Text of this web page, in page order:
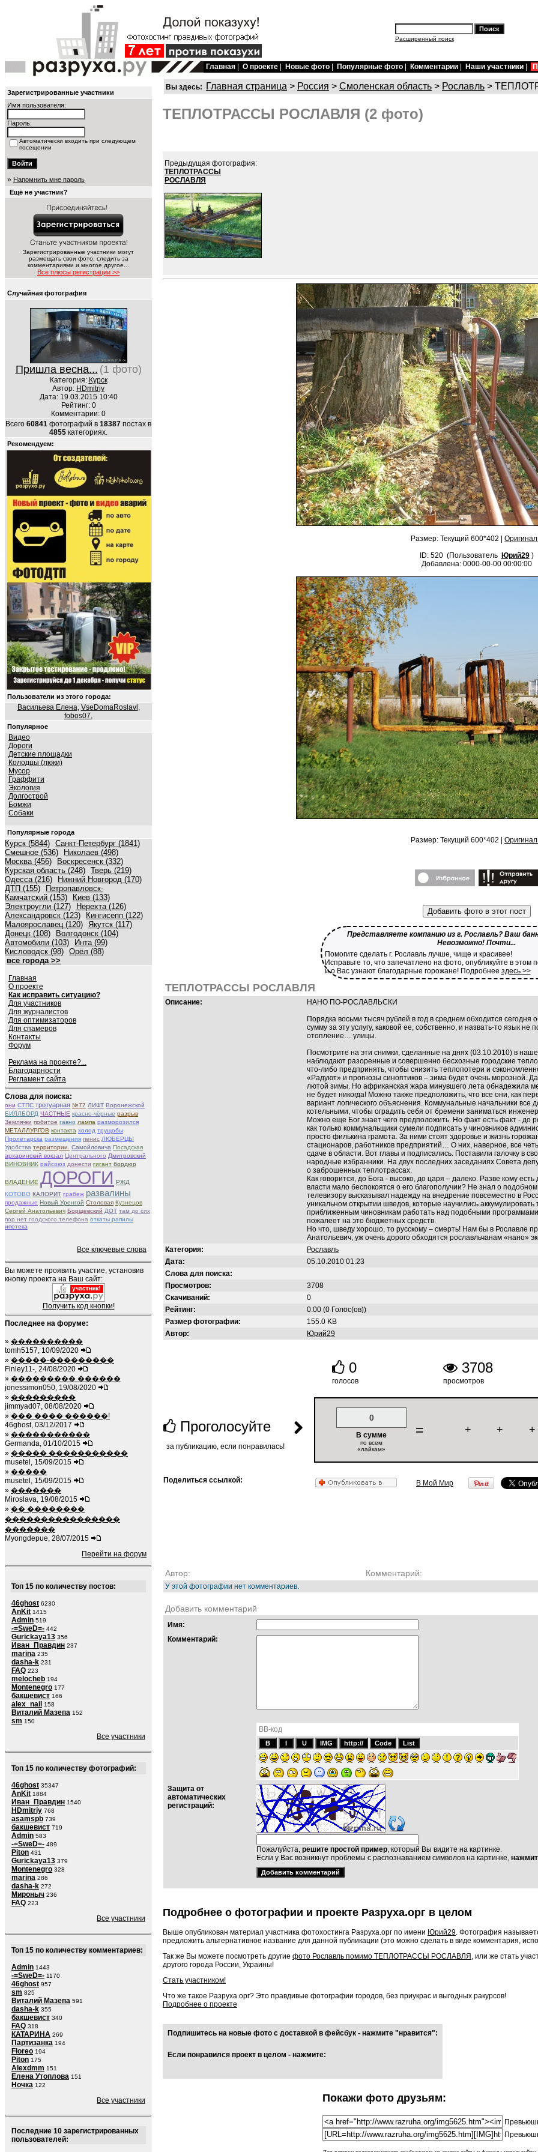
Расширенный поиск
Главная О проекте Новые фото Популярные фото Комментарии Наши участники
Зарегистрированные участники
Имя пользователя:
Пароль:
Автоматически входить при следующем
посещении
» Напомнить мне пароль
Ещё не участник?
Зарегистрированные участники могут
размещать свои фото, следить за
комментариями и многое другое...
Все плюсы регистрации >>
Случайная фотография
Пришла весна... (1 фото)
Категория: Курск
Автор: HDmitriy
Дата: 19.03.2015 10:40
Рейтинг: 0
Комментарии: 0
Всего 60841 фотографий в 18387 постах в
4855 категориях.
Рекомендуем:
Пользователи из этого города:
Васильева Елена, VseDomaRoslavl ,
fobos07,
Популярное
Видео
Дороги
Детские площадки
Колодцы (люки)
Мусор
Граффити
Экология
Долгострой
Бомжи
Собаки
Популярные города
Курск (5844) Санкт-Петербург (1841)
Смешное (536)
Николаев (498)
Москва (456)
Воскресенск (332)
Курская область (248) Тверь (219)
Одесса (216)
Нижний Новгород (170)
ДТП (155)
Петропавловск-
Камчатский (153)
Киев (133)
Электроугли (127)
Нерехта (126)
Александровск (123)
Кингисепп (122)
Малоярославец (120) Якутск (117)
Донецк (108)
Волгодонск (104)
Автомобили (103)
Инта (99)
Кисловодск (98) Орёл (88)
все города >>
Главная
О проекте
Как исправить ситуацию?
Для участников
Для журналистов
Для оптимизаторов
Для спамеров
Контакты
Форум
Реклама на проекте?...
Благодарности
Регламент сайта
Слова для поиска:
они СТПС тротуарная №77 ЛИФТ Воронежской
БИЛЛБОРД ЧАСТНЫЕ красно-чёрные разрыв
Землячки побитое гавно лампа разморозился
МЕТАЛЛУРГОВ контакта холод трущобы
Пролетарска размещения пенис ЛЮБЕРЦЫ
Удобства территории. Самойловича Посадская
архаринский вокзал Центрального Дмитровский
ВИНОВНИК райсоюз донести гигант бордюр
ВЛАДЕНИЕ ДОРОГИ РЖД
КОТОВО КАЛОРИТ грабеж развалины
продажные Новый Уренгой Столовая Кузнецов
Сергей Анатольевич Борщевский ДОТ там до сих
пор нет гоодского телефона откаты рапилы
ипотека
Все ключевые слова
Вы можете проявить участие, установив
кнопку проекта на Ваш сайт:
Получить код кнопки!
Последнее на форуме:
» ����������
tomh5157, 10/09/2020
» �����-���������
Finley11-, 24/08/2020
» ��������� ������
jonessimon050, 19/08/2020
» ���������
jimmyad07, 08/08/2020
» ��� ���� ������!
46ghost, 03/12/2017
» �����������
Germanda, 01/10/2015
» ����� �����������
musetel, 15/09/2015
» �����
musetel, 15/09/2015
» �������
Miroslava, 19/08/2015
» �� ��������
����������������
�������
Myongdepue, 28/07/2015
Перейти на форум
Топ 15 по количеству постов:
46ghost 6230
AnKit 1415
Admin 519
-=SweD=- 442
Gurickaya13 356
Иван_Правдин 237
marina 235
dasha-k 231
FAQ 223
melocheb 194
Montenegro 177
бакшевист 166
alex_nail 158
Виталий Мазепа 152
sm 150
Все участники
Топ 15 по количеству фотографий:
46ghost 35347
AnKit 1884
Иван_Правдин 1540
HDmitriy 768
asamspb 739
бакшевист 719
Admin 583
-=SweD=- 489
Piton 431
Gurickaya13 379
Montenegro 328
marina 286
dasha-k 272
Мироныч 236
FAQ 223
Все участники
Топ 15 по количеству комментариев:
Admin 1443
-=SweD=- 1170
46ghost 957
sm 825
Виталий Мазепа 591
dasha-k 355
бакшевист 340
FAQ 318
КАТАРИНА 269
Партизанка 194
Floreo 194
Piton 175
Alexdmm 151
Елена Утоплова 151
Ночка 122
Все участники
Последние 10 зарегистрированных
пользователей:
Вы здесь: Главная страница > Россия > Смоленская область > Рославль >
ТЕПЛОТРАССЫ РОСЛАВЛЯ (2 фото)
Предыдущая фотография:
ТЕПЛОТРАССЫ
РОСЛАВЛЯ
Размер: Текущий 600*402 |
ID: 520 (Пользователь Юрий29 )
Добавлена: 0000-00-00 00:00:00
Размер: Текущий 600*402 |
Добавить фото в этот пост
Представляете компанию из г. Рославль? Ваш
Невозможно! Почти...
Помогите сделать г. Рославль лучше, чище и красивее!
Исправьте то, что запечатлено на фото, опубликуйте в этом
и о Вас узнают благодарные горожане! Подробнее здесь >>
ТЕПЛОТРАССЫ РОСЛАВЛЯ
Описание:
НАНО ПО-РОСЛАВЛЬСКИ
Порядка восьми тысяч рублей в год в среднем обходится
сумму за эту услугу, каковой ее, собственно, и назвать-то язык
отопление… улицы.
Посмотрите на эти снимки, сделанные на днях (03.10.2010) в
наблюдают разоренные и совершенно бесхозные городские
что-либо предпринять, чтобы снизить теплопотери и
«Радуют» и прогнозы синоптиков – зима будет очень морозной.
лютой зимы. Но африканская жара минувшего лета обнадежила
не будет никогда! Можно также предположить, что все они, как
вариант логического объяснения. Коммунальные начальники все
котельными, чтобы оградить себя от бремени заниматься
Можно еще Бог знает чего предположить. Но факт есть факт - до
как только коммунальщики сумели подписать у чиновников
просто филькина грамота. За ними стоят здоровье и жизнь
стационаров, работников предприятий… О них, наверное, все
сдаче в области. Вот главы и подписались. Поставили галочку в
народные избранники. На двух последних заседаниях Совета
о заброшенных теплотрассах.
Как говорится, до Бога - высоко, до царя – далеко. Разве кому
власти мало беспокоятся о его благополучии? Не знал о
телевизору высказывал надежду на внедрение повсеместно в
уникальном открытии шведов, которые научились
приближенным чиновникам работать над подобными
пожалеет на это бюджетных средств.
Но что, шведу хорошо, то русскому – смерть! Нам бы в Рославле
Анатольевич, уж очень дорого обходятся рославльчанам «нано»
Категория:
Рославль
Дата:
05.10.2010 01:23
Слова для поиска:
Просмотров:
3708
Скачиваний:
0
Рейтинг:
0.00 (0 Голос(ов))
Размер фотографии:
155.0 KB
Автор:
Юрий29
Проголосуйте
за публикацию, если понравилась!
0
голосов
3708
просмотров
0
В сумме
по всем
«лайкам»
= + + +
Поделиться ссылкой: В Мой Мир
Автор: Комментарий:
У этой фотографии нет комментариев.
Добавить комментарий
Имя:
Комментарий:
BB-код
Защита от
автоматических
регистраций:
Пожалуйста, решите простой пример, который Вы видите на картинке.
Если у Вас возникнут проблемы с распознаванием символов на картинке,
Подробнее о фотографии и проекте Разруха.орг в целом
Выше опубликован материал участника фотохостинга Разруха.орг по имени Юрий29. Фотография
предложить альтернативное название для данной публикации (это можно сделать в виде комментария,
Так же Вы можете посмотреть другие фото Рославль помимо ТЕПЛОТРАССЫ РОСЛАВЛЯ, или же стать
другого города России, Украины!
Стать участником!
Что же такое Разруха.орг? Это правдивые фотографии городов, без приукрас и выгодных ракурсов!
Подробнее о проекте
Подпишитесь на новые фото с доставкой в фейсбук - нажмите "нравится":
Если понравился проект в целом - нажмите:
Покажи фото друзьям: